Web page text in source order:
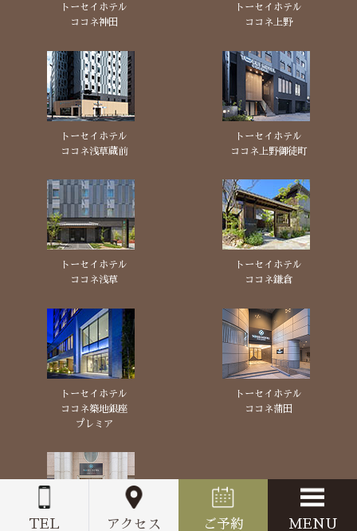
トーセイホテル
ココネ神田
トーセイホテル
ココネ上野
トーセイホテル
ココネ浅草蔵前
トーセイホテル
ココネ上野御徒町
トーセイホテル
ココネ浅草
トーセイホテル
ココネ鎌倉
トーセイホテル
ココネ築地銀座
プレミア
トーセイホテル
ココネ蒲田
TEL アクセス ご予約 MENU